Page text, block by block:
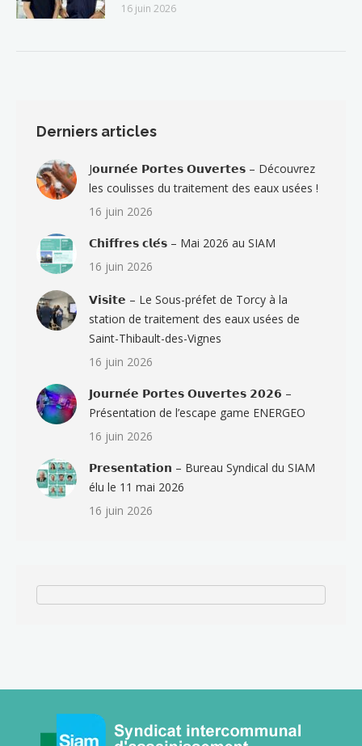
16 juin 2026
Derniers articles
J𝗼𝘂𝗿𝗻𝗲́𝗲 𝗣𝗼𝗿𝘁𝗲𝘀 𝗢𝘂𝘃𝗲𝗿𝘁𝗲𝘀 – Découvrez
les coulisses du traitement des eaux usées !
16 juin 2026
𝗖𝗵𝗶𝗳𝗳𝗿𝗲𝘀 𝗰𝗹𝗲́𝘀 – Mai 2026 au SIAM
16 juin 2026
𝗩𝗶𝘀𝗶𝘁𝗲 – Le Sous-préfet de Torcy à la
station de traitement des eaux usées de
Saint-Thibault-des-Vignes
16 juin 2026
𝗝𝗼𝘂𝗿𝗻𝗲́𝗲 𝗣𝗼𝗿𝘁𝗲𝘀 𝗢𝘂𝘃𝗲𝗿𝘁𝗲𝘀 𝟮𝟬𝟮𝟲 –
Présentation de l’escape game ENERGEO
16 juin 2026
𝗣𝗿𝗲𝘀𝗲𝗻𝘁𝗮𝘁𝗶𝗼𝗻 – Bureau Syndical du SIAM
élu le 11 mai 2026
16 juin 2026